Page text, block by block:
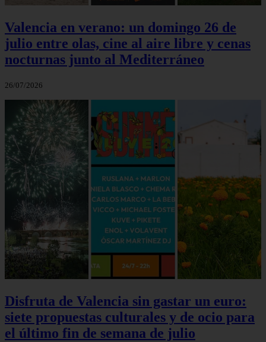
Valencia en verano: un domingo 26 de
julio entre olas, cine al aire libre y cenas
nocturnas junto al Mediterráneo
26/07/2026
Disfruta de Valencia sin gastar un euro:
siete propuestas culturales y de ocio para
el último fin de semana de julio